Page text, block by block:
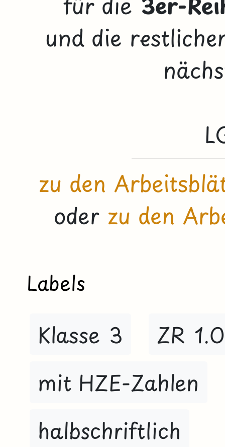
und die
zu den
oder zu den
Labels
Klasse 3
ZR
mit HZE-Zahlen
halbschriftlich